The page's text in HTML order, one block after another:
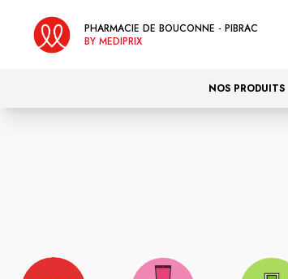
PHARMACIE DE BOUCONNE - PIBRAC
BY MEDIPRIX
NOS PRODUITS